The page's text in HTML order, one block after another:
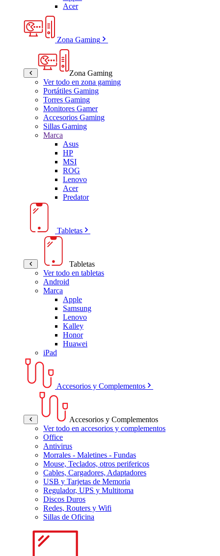
Acer
Zona Gaming
Zona Gaming
Ver todo en zona gaming
Portátiles Gaming
Torres Gaming
Monitores Gamer
Accesorios Gaming
Sillas Gaming
Marca
Asus
HP
MSI
ROG
Lenovo
Acer
Predator
Tabletas
Tabletas
Ver todo en tabletas
Android
Marca
Apple
Samsung
Lenovo
Kalley
Honor
Huawei
iPad
Accesorios y Complementos
Accesorios y Complementos
Ver todo en accesorios y complementos
Office
Antivirus
Morrales - Maletines - Fundas
Mouse, Teclados, otros perifericos
Cables, Cargadores, Adaptadores
USB y Tarjetas de Memoria
Regulador, UPS y Multitoma
Discos Duros
Redes, Routers y Wifi
Sillas de Oficina